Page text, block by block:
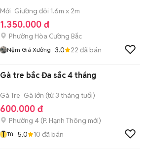
Mới Giường đôi 1.6m x 2m
1.350.000 đ
Phường Hòa Cường Bắc
Nệm Giá Xưởng 3.0 22 đã bán
Gà tre bắc Đa sắc 4 tháng
Gà Tre Gà lớn (từ 3 tháng tuổi)
600.000 đ
Phường 4 (P. Hạnh Thông mới)
T Tú 5.0 10 đã bán